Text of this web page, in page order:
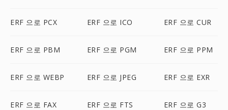
ERF 으로 PCX ERF 으로 ICO ERF 으로 CUR
ERF 으로 PBM ERF 으로 PGM ERF 으로 PPM
ERF 으로 WEBP ERF 으로 JPEG ERF 으로 EXR
ERF 으로 FAX ERF 으로 FTS ERF 으로 G3